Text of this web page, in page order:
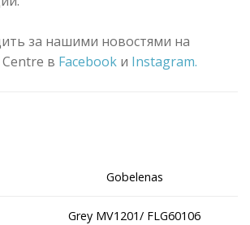
за нашими новостями на
в Facebook и Instagram.
Gobelenas
Grey MV1201/ FLG60106